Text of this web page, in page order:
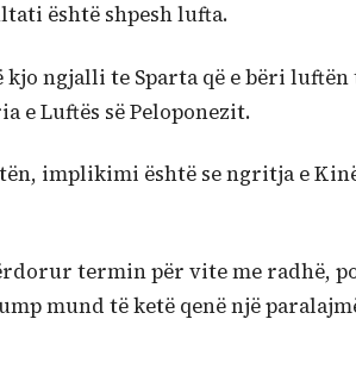
është shpesh lufta.
ngjalli te Sparta që e bëri luftën
Luftës së Peloponezit.
implikimi është se ngritja e
termin për vite me radhë,
mund të ketë qenë një